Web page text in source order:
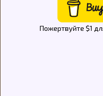
Пожертвуйте $1